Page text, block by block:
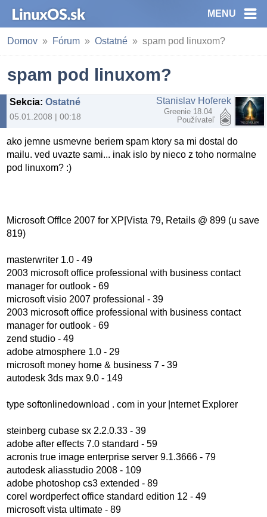
MENU
Domov Fórum Ostatné spam pod linuxom?
spam pod linuxom?
Sekcia: Ostatné
05.01.2008 | 00:18
Stanislav Hoferek
Greenie 18.04
Používateľ
ako jemne usmevne beriem spam ktory sa mi dostal do
mailu. ved uvazte sami... inak islo by nieco z toho normalne
pod linuxom? :)
Microsoft Off!ce 2007 for XP|Vista 79, Retails @ 899 (u save
819)
masterwriter 1.0 - 49
2003 microsoft office professional with business contact
manager for outlook - 69
microsoft visio 2007 professional - 39
2003 microsoft office professional with business contact
manager for outlook - 69
zend studio - 49
adobe atmosphere 1.0 - 29
microsoft money home & business 7 - 39
autodesk 3ds max 9.0 - 149
type softonlinedownload . com in your |nternet Explorer
steinberg cubase sx 2.2.0.33 - 39
adobe after effects 7.0 standard - 59
acronis true image enterprise server 9.1.3666 - 79
autodesk aliasstudio 2008 - 109
adobe photoshop cs3 extended - 89
corel wordperfect office standard edition 12 - 49
microsoft vista ultimate - 89